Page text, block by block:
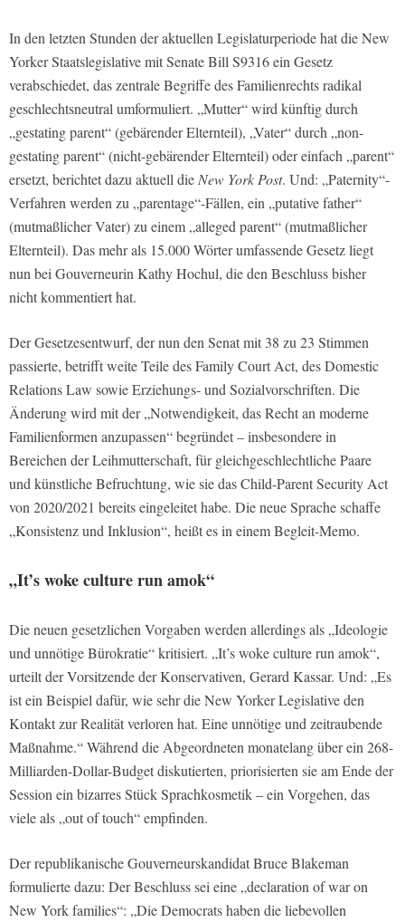
In den letzten Stunden der aktuellen Legislaturperiode hat die New
Yorker Staatslegislative mit Senate Bill S9316 ein Gesetz
verabschiedet, das zentrale Begriffe des Familienrechts radikal
geschlechtsneutral umformuliert. „Mutter“ wird künftig durch
„gestating parent“ (gebärender Elternteil), „Vater“ durch „non-
gestating parent“ (nicht-gebärender Elternteil) oder einfach „parent“
ersetzt, berichtet dazu aktuell die New York Post. Und: „Paternity“-
Verfahren werden zu „parentage“-Fällen, ein „putative father“
(mutmaßlicher Vater) zu einem „alleged parent“ (mutmaßlicher
Elternteil). Das mehr als 15.000 Wörter umfassende Gesetz liegt
nun bei Gouverneurin Kathy Hochul, die den Beschluss bisher
nicht kommentiert hat.
Der Gesetzesentwurf, der nun den Senat mit 38 zu 23 Stimmen
passierte, betrifft weite Teile des Family Court Act, des Domestic
Relations Law sowie Erziehungs- und Sozialvorschriften. Die
Änderung wird mit der „Notwendigkeit, das Recht an moderne
Familienformen anzupassen“ begründet – insbesondere in
Bereichen der Leihmutterschaft, für gleichgeschlechtliche Paare
und künstliche Befruchtung, wie sie das Child-Parent Security Act
von 2020/2021 bereits eingeleitet habe. Die neue Sprache schaffe
„Konsistenz und Inklusion“, heißt es in einem Begleit-Memo.
„It’s woke culture run amok“
Die neuen gesetzlichen Vorgaben werden allerdings als „Ideologie
und unnötige Bürokratie“ kritisiert. „It’s woke culture run amok“,
urteilt der Vorsitzende der Konservativen, Gerard Kassar. Und: „Es
ist ein Beispiel dafür, wie sehr die New Yorker Legislative den
Kontakt zur Realität verloren hat. Eine unnötige und zeitraubende
Maßnahme.“ Während die Abgeordneten monatelang über ein 268-
Milliarden-Dollar-Budget diskutierten, priorisierten sie am Ende der
Session ein bizarres Stück Sprachkosmetik – ein Vorgehen, das
viele als „out of touch“ empfinden.
Der republikanische Gouverneurskandidat Bruce Blakeman
formulierte dazu: Der Beschluss sei eine „declaration of war on
New York families“: „Die Democrats haben die liebevollen